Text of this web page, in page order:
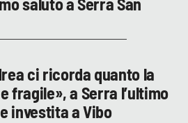
ci ricorda quanto la
fragile», a Serra l’ultimo
investita a Vibo